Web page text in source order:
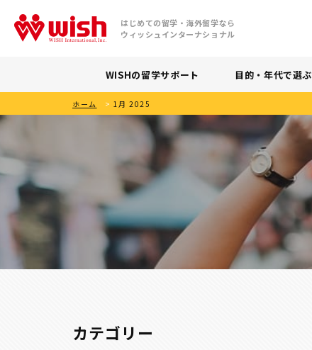
はじめての留学・海外留学なら
ウィッシュインターナショナル
WISHの留学サポート 目的・年代で選ぶ
ホーム > 1月 2025
カテゴリー